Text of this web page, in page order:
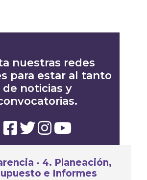
- 4. Planeación,
e Informes
nuestras redes
para estar al tanto
de noticias y